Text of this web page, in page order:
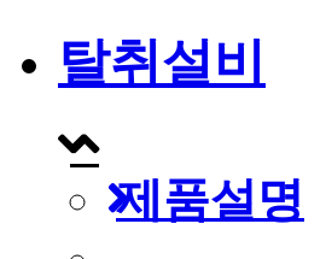
탈취설비
제품설명